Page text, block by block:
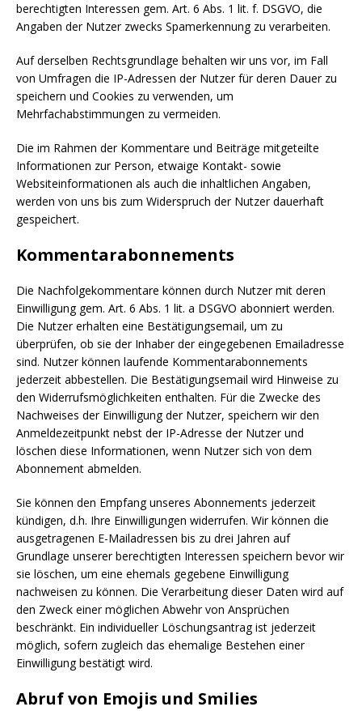
berechtigten Interessen gem. Art. 6 Abs. 1 lit. f. DSGVO, die
Angaben der Nutzer zwecks Spamerkennung zu verarbeiten.
Auf derselben Rechtsgrundlage behalten wir uns vor, im Fall
von Umfragen die IP-Adressen der Nutzer für deren Dauer zu
speichern und Cookies zu verwenden, um
Mehrfachabstimmungen zu vermeiden.
Die im Rahmen der Kommentare und Beiträge mitgeteilte
Informationen zur Person, etwaige Kontakt- sowie
Websiteinformationen als auch die inhaltlichen Angaben,
werden von uns bis zum Widerspruch der Nutzer dauerhaft
gespeichert.
Kommentarabonnements
Die Nachfolgekommentare können durch Nutzer mit deren
Einwilligung gem. Art. 6 Abs. 1 lit. a DSGVO abonniert werden.
Die Nutzer erhalten eine Bestätigungsemail, um zu
überprüfen, ob sie der Inhaber der eingegebenen Emailadresse
sind. Nutzer können laufende Kommentarabonnements
jederzeit abbestellen. Die Bestätigungsemail wird Hinweise zu
den Widerrufsmöglichkeiten enthalten. Für die Zwecke des
Nachweises der Einwilligung der Nutzer, speichern wir den
Anmeldezeitpunkt nebst der IP-Adresse der Nutzer und
löschen diese Informationen, wenn Nutzer sich von dem
Abonnement abmelden.
Sie können den Empfang unseres Abonnements jederzeit
kündigen, d.h. Ihre Einwilligungen widerrufen. Wir können die
ausgetragenen E-Mailadressen bis zu drei Jahren auf
Grundlage unserer berechtigten Interessen speichern bevor wir
sie löschen, um eine ehemals gegebene Einwilligung
nachweisen zu können. Die Verarbeitung dieser Daten wird auf
den Zweck einer möglichen Abwehr von Ansprüchen
beschränkt. Ein individueller Löschungsantrag ist jederzeit
möglich, sofern zugleich das ehemalige Bestehen einer
Einwilligung bestätigt wird.
Abruf von Emojis und Smilies